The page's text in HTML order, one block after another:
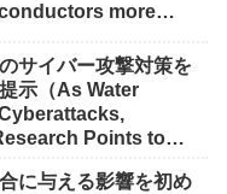
more
サイバー攻撃対策を
示（As Water
Points to
に与える影響を初め